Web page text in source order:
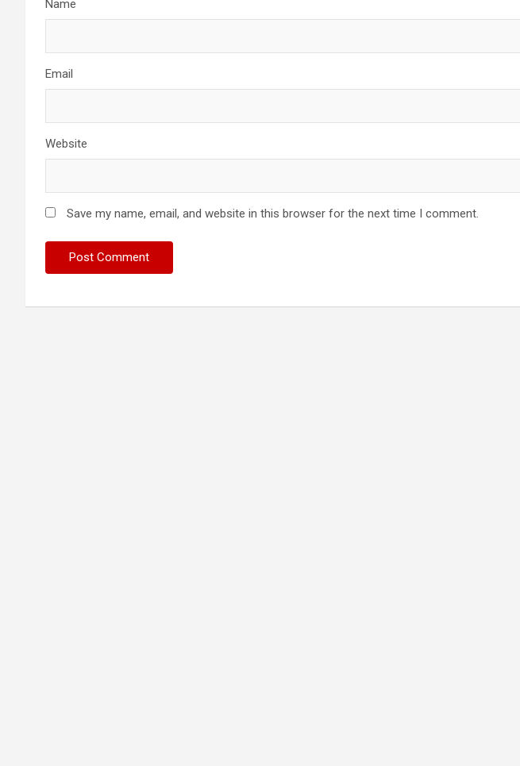
Name
Email
Website
Save my name, email, and website in this browser for the next time I comment.